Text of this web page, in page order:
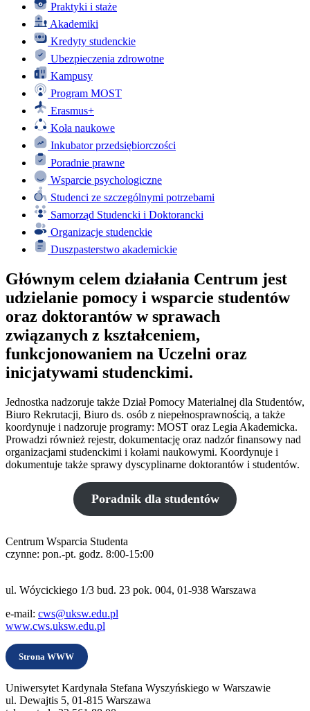
Praktyki i staże
Akademiki
Kredyty studenckie
Ubezpieczenia zdrowotne
Kampusy
Program MOST
Erasmus+
Koła naukowe
Inkubator przedsiębiorczości
Poradnie prawne
Wsparcie psychologiczne
Studenci ze szczególnymi potrzebami
Samorząd Studencki i Doktorancki
Organizacje studenckie
Duszpasterstwo akademickie
Głównym celem działania Centrum jest
udzielanie pomocy i wsparcie studentów
oraz doktorantów w sprawach
związanych z kształceniem,
funkcjonowaniem na Uczelni oraz
inicjatywami studenckimi.
Jednostka nadzoruje także Dział Pomocy Materialnej dla Studentów,
Biuro Rekrutacji, Biuro ds. osób z niepełnosprawnością, a także
koordynuje i nadzoruje programy: MOST oraz Legia Akademicka.
Prowadzi również rejestr, dokumentację oraz nadzór finansowy nad
organizacjami studenckimi i kołami naukowymi. Koordynuje i
dokumentuje także sprawy dyscyplinarne doktorantów i studentów.
Poradnik dla studentów
Centrum Wsparcia Studenta
czynne: pon.-pt. godz. 8:00-15:00
ul. Wóycickiego 1/3 bud. 23 pok. 004, 01-938 Warszawa
e-mail: cws@uksw.edu.pl
www.cws.uksw.edu.pl
Strona WWW
Uniwersytet Kardynała Stefana Wyszyńskiego w Warszawie
ul. Dewajtis 5, 01-815 Warszawa